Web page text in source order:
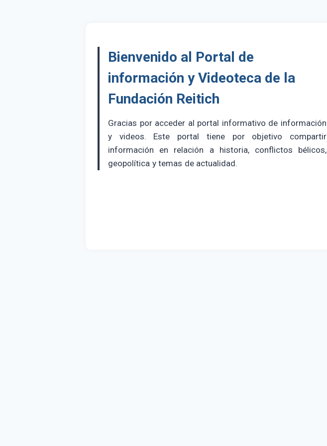
Bienvenido al Portal de
información y Videoteca de la
Fundación Reitich
Gracias por acceder al portal informativo de información
y videos. Este portal tiene por objetivo compartir
información en relación a historia, conflictos bélicos,
geopolítica y temas de actualidad.